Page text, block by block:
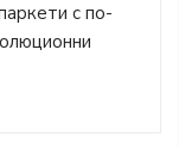
с по-